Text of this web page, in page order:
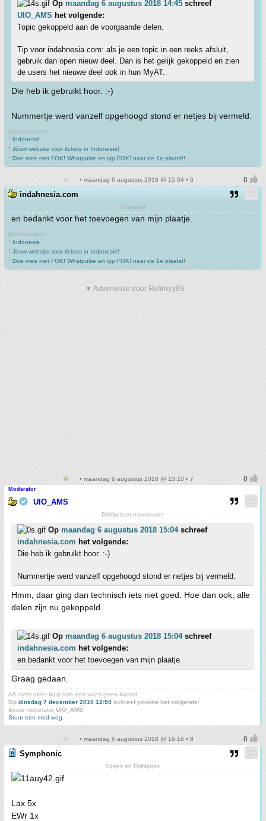
Op maandag 6 augustus 2018 14:45 schreef
UIO_AMS het volgende:
Topic gekoppeld aan de voorgaande delen.
Tip voor indahnesia.com: als je een topic in een reeks afsluit,
gebruik dan open nieuw deel. Dan is het gelijk gekoppeld en zien
de users het nieuwe deel ook in hun MyAT.
Die heb ik gebruikt hoor. :-)
Nummertje werd vanzelf opgehoogd stond er netjes bij vermeld.
$postcount++;
* Indonesië
* Jóuw website voor tickets in Indonesië!
* Doe mee met FOK! Whatpulse en typ FOK! naar de 1e plaats!!
• maandag 6 augustus 2018 @ 15:04 • 6
indahnesia.com
Snotaap!
en bedankt voor het toevoegen van mijn plaatje.
$postcount++;
* Indonesië
* Jóuw website voor tickets in Indonesië!
* Doe mee met FOK! Whatpulse en typ FOK! naar de 1e plaats!!
▼ Advertentie door Refinery89
• maandag 6 augustus 2018 @ 15:10 • 7
Moderator
UIO_AMS
Dobbelsteenavonturier
Op maandag 6 augustus 2018 15:04schreef
indahnesia.com het volgende:
Die heb ik gebruikt hoor. :-)
Nummertje werd vanzelf opgehoogd stond er netjes bij vermeld.
Hmm, daar ging dan technisch iets niet goed. Hoe dan ook, alle
delen zijn nu gekoppeld.
Op maandag 6 augustus 2018 15:04schreef
indahnesia.com het volgende:
en bedankt voor het toevoegen van mijn plaatje.
Graag gedaan.
Als niets meer baat kan een worst geen kwaad.
Op dinsdag 7 december 2010 12:50 schreef yvonne het volgende:
Beste moderator UIO_AMS
Stuur een mod weg.
• maandag 6 augustus 2018 @ 16:16 • 8
Symphonic
Sijsjes en Drijfsijsjes
Lax 5x
EWr 1x